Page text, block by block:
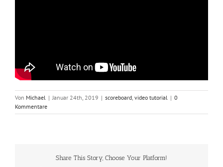
Von Michael | Januar 24th, 2019 | scoreboard, video tutorial | 0
Kommentare
Share This Story, Choose Your Platform!